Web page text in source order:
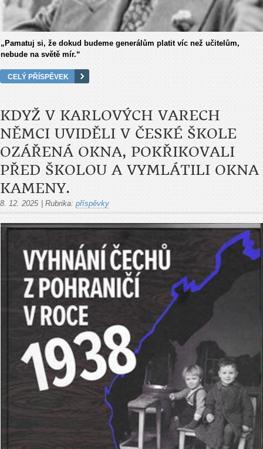
„Pamatuj si, že dokud budeme generálům platit víc než učitelům,
nebude na světě mír.“
CELÝ PŘÍSPĚVEK
KDYŽ V KARLOVÝCH VARECH
NĚMCI UVIDĚLI V ČESKÉ ŠKOLE
OZÁŘENÁ OKNA, POKŘIKOVALI
PŘED ŠKOLOU A VYMLÁTILI OKNA
KAMENY.
8. 12. 2025 Rubrika: příspěvky